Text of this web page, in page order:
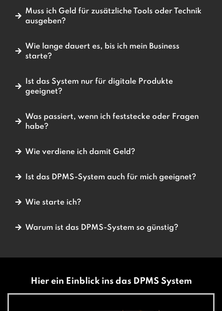
Muss ich Geld für zusätzliche Tools oder Technik
ausgeben?
Wie lange dauert es, bis ich mein Business
starte?
Ist das System nur für digitale Produkte
geeignet?
Was passiert, wenn ich feststecke oder Fragen
habe?
Wie verdiene ich damit Geld?
Ist das DPMS-System auch für mich geeignet?
Dich finanziell unabhängig machen willst
Wie starte ich?
Warum ist das DPMS-System so günstig?
Hier ein Einblick ins das DPMS System